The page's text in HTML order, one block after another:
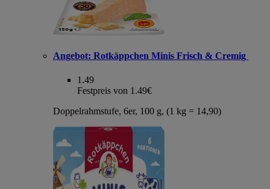
Angebot: Rotkäppchen Minis Frisch & Cremig
1.49
Festpreis von 1.49€
Doppelrahmstufe, 6er, 100 g, (1 kg = 14,90)